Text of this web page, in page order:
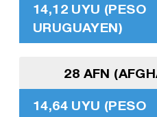
14,12 UYU (PESO
URUGUAYEN)
28 AFN
14,64 UYU (PESO